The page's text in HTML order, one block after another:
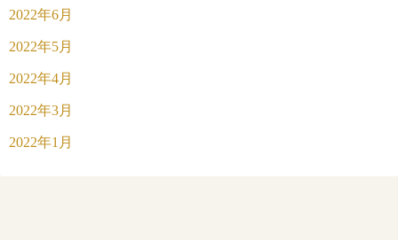
2022年6月
2022年5月
2022年4月
2022年3月
2022年1月